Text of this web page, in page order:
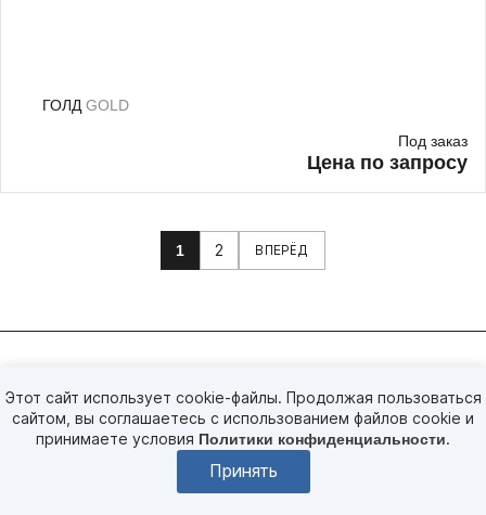
Этот сайт использует cookie-файлы. Продолжая пользоваться
сайтом, вы соглашаетесь с использованием файлов cookie и
принимаете условия Политики конфиденциальности.
Принять
ГОЛД GOLD
Под заказ
Цена по запросу
1 2 ВПЕРЁД
PINTEREST